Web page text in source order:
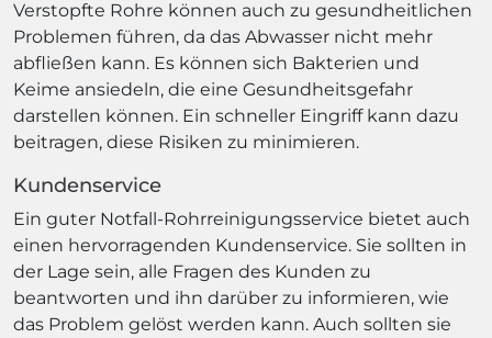
Verstopfte Rohre können auch zu gesundheitlichen
Problemen führen, da das Abwasser nicht mehr
abfließen kann. Es können sich Bakterien und
Keime ansiedeln, die eine Gesundheitsgefahr
darstellen können. Ein schneller Eingriff kann dazu
beitragen, diese Risiken zu minimieren.
Kundenservice
Ein guter Notfall-Rohrreinigungsservice bietet auch
einen hervorragenden Kundenservice. Sie sollten in
der Lage sein, alle Fragen des Kunden zu
beantworten und ihn darüber zu informieren, wie
das Problem gelöst werden kann. Auch sollten sie